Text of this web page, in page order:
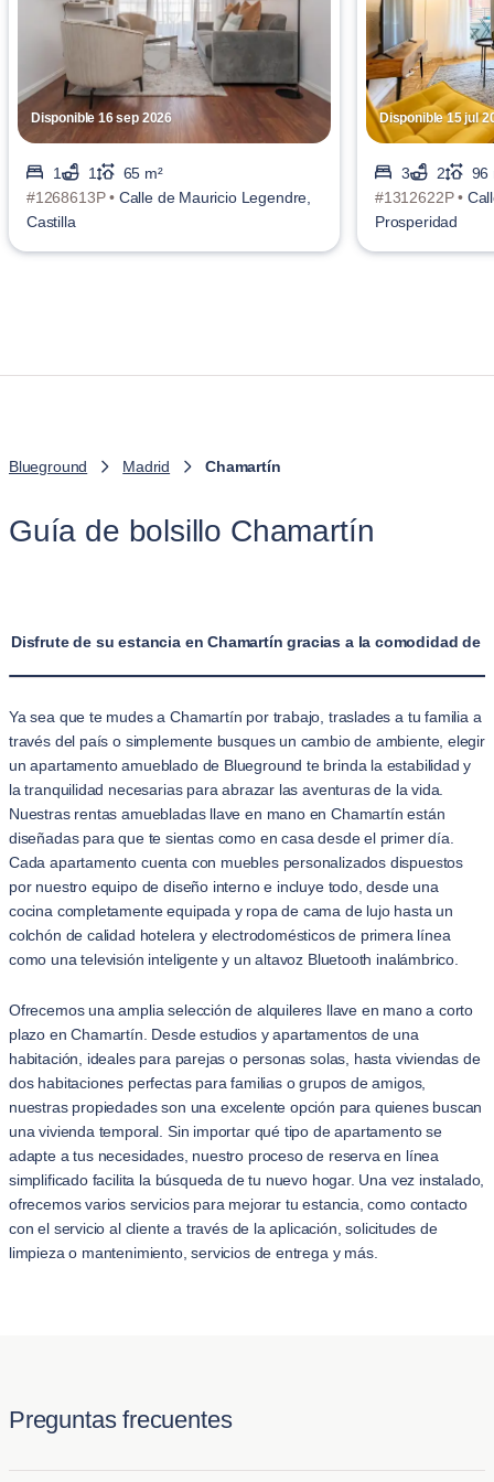
Disponible 16 sep 2026
1 1
65 m²
#1268613P • Calle de Mauricio Legendre,
Castilla
Disponible 15 jul
3 2
96
#1312622P •
Prosperidad
Blueground Madrid Chamartín
Guía de bolsillo Chamartín
Disfrute de su estancia en Chamartín gracias a la comodidad de
Ya sea que te mudes a Chamartín por trabajo, traslades a tu familia a
través del país o simplemente busques un cambio de ambiente, elegir
un apartamento amueblado de Blueground te brinda la estabilidad y
la tranquilidad necesarias para abrazar las aventuras de la vida.
Nuestras rentas amuebladas llave en mano en Chamartín están
diseñadas para que te sientas como en casa desde el primer día.
Cada apartamento cuenta con muebles personalizados dispuestos
por nuestro equipo de diseño interno e incluye todo, desde una
cocina completamente equipada y ropa de cama de lujo hasta un
colchón de calidad hotelera y electrodomésticos de primera línea
como una televisión inteligente y un altavoz Bluetooth inalámbrico.
Ofrecemos una amplia selección de alquileres llave en mano a corto
plazo en Chamartín. Desde estudios y apartamentos de una
habitación, ideales para parejas o personas solas, hasta viviendas de
dos habitaciones perfectas para familias o grupos de amigos,
nuestras propiedades son una excelente opción para quienes buscan
una vivienda temporal. Sin importar qué tipo de apartamento se
adapte a tus necesidades, nuestro proceso de reserva en línea
simplificado facilita la búsqueda de tu nuevo hogar. Una vez instalado,
ofrecemos varios servicios para mejorar tu estancia, como contacto
con el servicio al cliente a través de la aplicación, solicitudes de
limpieza o mantenimiento, servicios de entrega y más.
Preguntas frecuentes